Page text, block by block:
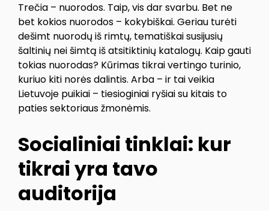
Trečia – nuorodos. Taip, vis dar svarbu. Bet ne
bet kokios nuorodos – kokybiškai. Geriau turėti
dešimt nuorodų iš rimtų, tematiškai susijusių
šaltinių nei šimtą iš atsitiktinių katalogų. Kaip gauti
tokias nuorodas? Kūrimas tikrai vertingo turinio,
kuriuo kiti norės dalintis. Arba – ir tai veikia
Lietuvoje puikiai – tiesioginiai ryšiai su kitais to
paties sektoriaus žmonėmis.
Socialiniai tinklai: kur
tikrai yra tavo
auditorija